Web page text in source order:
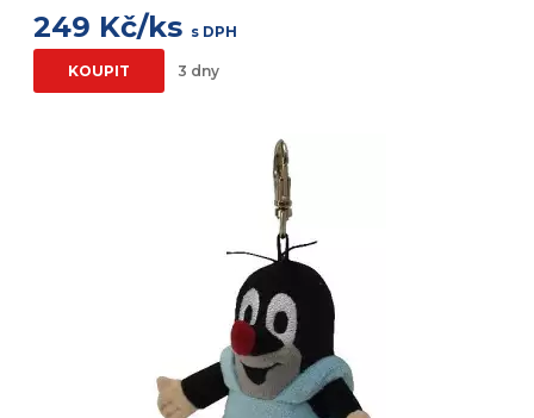
249 Kč/ks s DPH
KOUPIT 3 dny